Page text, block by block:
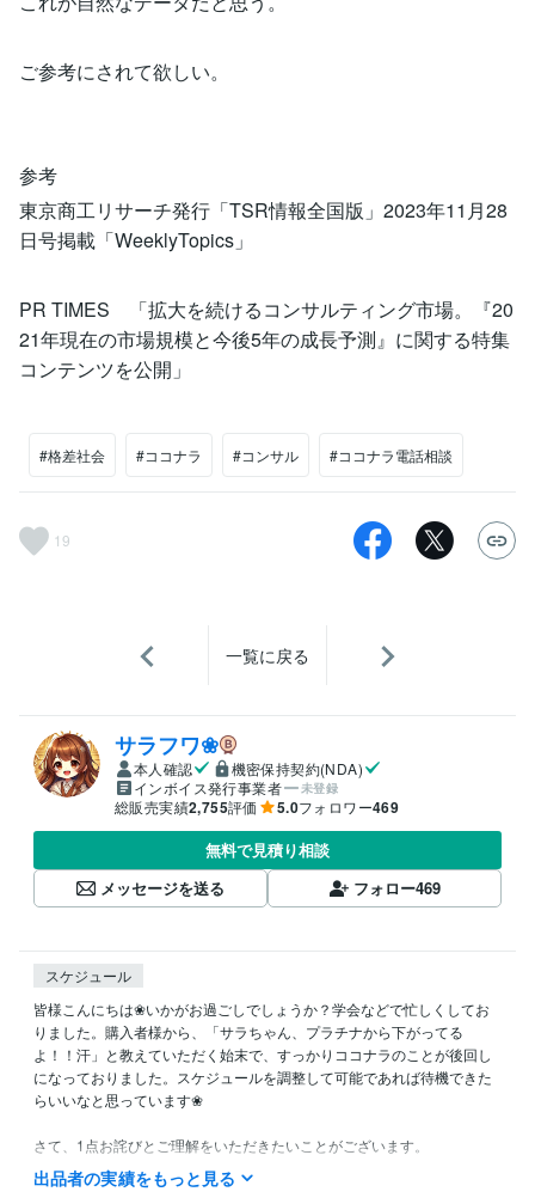
ご参考にされて欲しい。
参考
東京商工リサーチ発行「TSR情報全国版」2023年11月28
日号掲載「WeeklyTopics」
PR TIMES 「拡大を続けるコンサルティング市場。『20
21年現在の市場規模と今後5年の成長予測』に関する特集
コンテンツを公開」
#格差社会 #ココナラ #コンサル #ココナラ電話相談
19
一覧に戻る
サラフワ❀
本人確認
機密保持契約(NDA)
インボイス発行事業者
未登録
総販売実績2,755評価 5.0フォロワー469
無料で見積り相談
メッセージを送る
フォロー469
スケジュール
皆様こんにちは❀いかがお過ごしでしょうか？学会などで忙しくしてお
りました。購入者様から、「サラちゃん、プラチナから下がってる
よ！！汗」と教えていただく始末で、すっかりココナラのことが後回し
になっておりました。スケジュールを調整して可能であれば待機できた
らいいなと思っています❀
さて、1点お詫びとご理解をいただきたいことがございます。
私はココナラに来て3年余り、この間、当時100円/分で出品していた方々
がどんどん料金を吊り上げていきました。それにつけ、私はなんとも言
出品者の実績をもっと見る